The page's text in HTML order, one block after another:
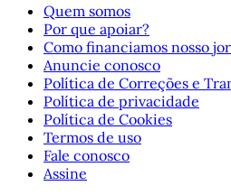
Quem somos
Por que apoiar?
Como financiamos nosso
Anuncie conosco
Política de Correções e
Política de privacidade
Política de Cookies
Termos de uso
Fale conosco
Assine